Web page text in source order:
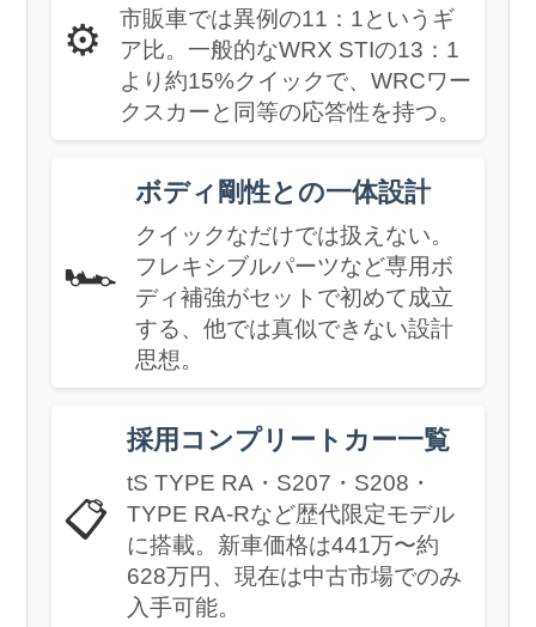
⚙️
市販車では異例の11：1というギ
ア比。一般的なWRX STIの13：1
より約15%クイックで、WRCワー
クスカーと同等の応答性を持つ。
🏎️
ボディ剛性との一体設計
クイックなだけでは扱えない。
フレキシブルパーツなど専用ボ
ディ補強がセットで初めて成立
する、他では真似できない設計
思想。
📋
採用コンプリートカー一覧
tS TYPE RA・S207・S208・
TYPE RA-Rなど歴代限定モデル
に搭載。新車価格は441万〜約
628万円、現在は中古市場でのみ
入手可能。